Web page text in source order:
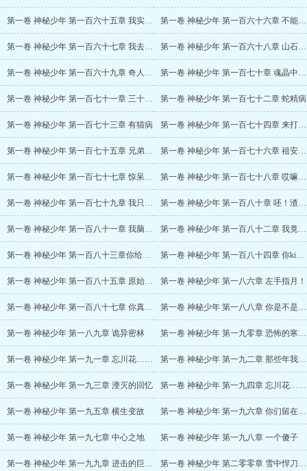
第一卷 神秘少年 第一百六十五章 我实在不知道我到底输在哪 第一卷 神秘少年 第一百六十六章 不能说的秘密
第一卷 神秘少年 第一百六十七章 我去……留肝胆两昆仑 第一卷 神秘少年 第一百六十八章 山石巨人
第一卷 神秘少年 第一百六十九章 奇人怪事 第一卷 神秘少年 第一百七十章 魂晶中的魂族
第一卷 神秘少年 第一百七十一章 三十年河…… 第一卷 神秘少年 第一百七十二章 蛇精病
第一卷 神秘少年 第一百七十三章 有猫病 第一卷 神秘少年 第一百七十四章 来打我啊
第一卷 神秘少年 第一百七十五章 兄弟……那啥 第一卷 神秘少年 第一百七十六章 祖安修士，恐怖如斯
第一卷 神秘少年 第一百七十七章 惊呆了！ 第一卷 神秘少年 第一百七十八章 哎嘛，真香！
第一卷 神秘少年 第一百七十九章 我只有两千五百岁！ 第一卷 神秘少年 第一百八十章 呸！渣男修士！
第一卷 神秘少年 第一百八十一章 我脑淤血犯了 第一卷 神秘少年 第一百八十二章 我竟无言以对
第一卷 神秘少年 第一百八十三章你给我里giao giao 第一卷 神秘少年 第一百八十四章 你kin，你擦
第一卷 神秘少年 第一百八十五章 原始魂卵 第一卷 神秘少年 第一八六章 左手指月！
第一卷 神秘少年 第一百八十七章 你真是个天才！ 第一卷 神秘少年 第一八八章 你是不是觉得自己挺幽默
第一卷 神秘少年 第一八九章 诡异密林 第一卷 神秘少年 第一九零章 恐怖的寒小莫
第一卷 神秘少年 第一九一章 忘川花…… 第一卷 神秘少年 第一九二章 那些年我们一起追过的女孩
第一卷 神秘少年 第一九三章 湮灭的回忆 第一卷 神秘少年 第一九四章 忘川花……灭！
第一卷 神秘少年 第一九五章 横生变故 第一卷 神秘少年 第一九六章 你们留在此地不要走动
第一卷 神秘少年 第一九七章 中心之地 第一卷 神秘少年 第一九八章 一个傻子
第一卷 神秘少年 第一九九章 进击的巨人！ 第一卷 神秘少年 第二零零章 雪中悍刀行！